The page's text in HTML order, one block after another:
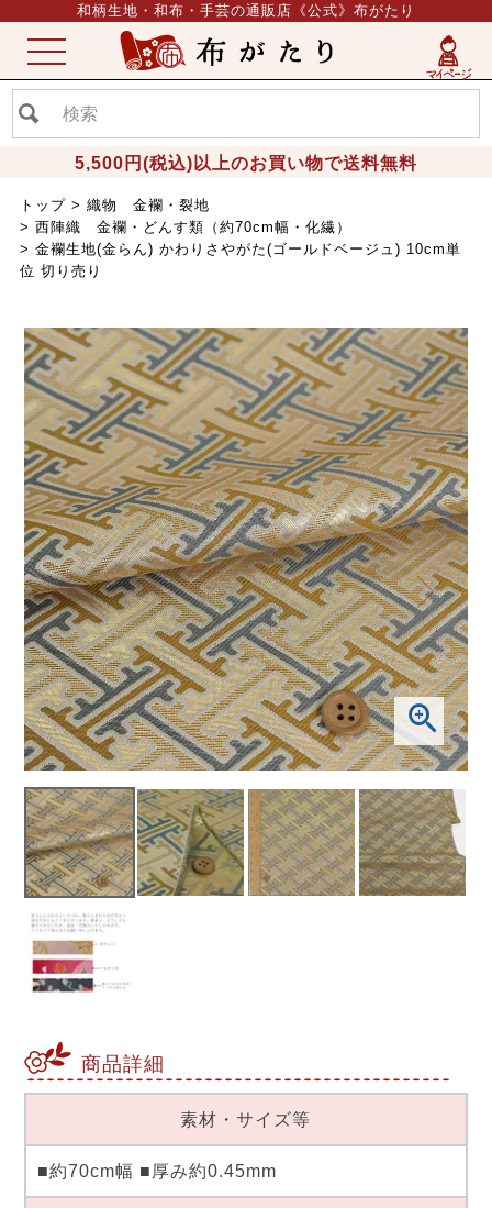
和柄生地・和布・手芸の通販店《公式》布がたり
5,500円(税込)以上のお買い物で送料無料
ME
NU
トップ
織物 金襴・裂地
西陣織 金襴・どんす類（約70cm幅・化繊）
金襴生地(金らん) かわりさやがた(ゴールドベージュ) 10cm単
位 切り売り
商品詳細
素材・サイズ等
■約70cm幅 ■厚み約0.45mm